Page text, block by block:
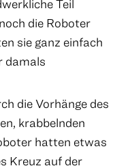
Teil
die Roboter
sie ganz einfach
damals
die Vorhänge des
krabbelnden
hatten etwas
Kreuz auf der